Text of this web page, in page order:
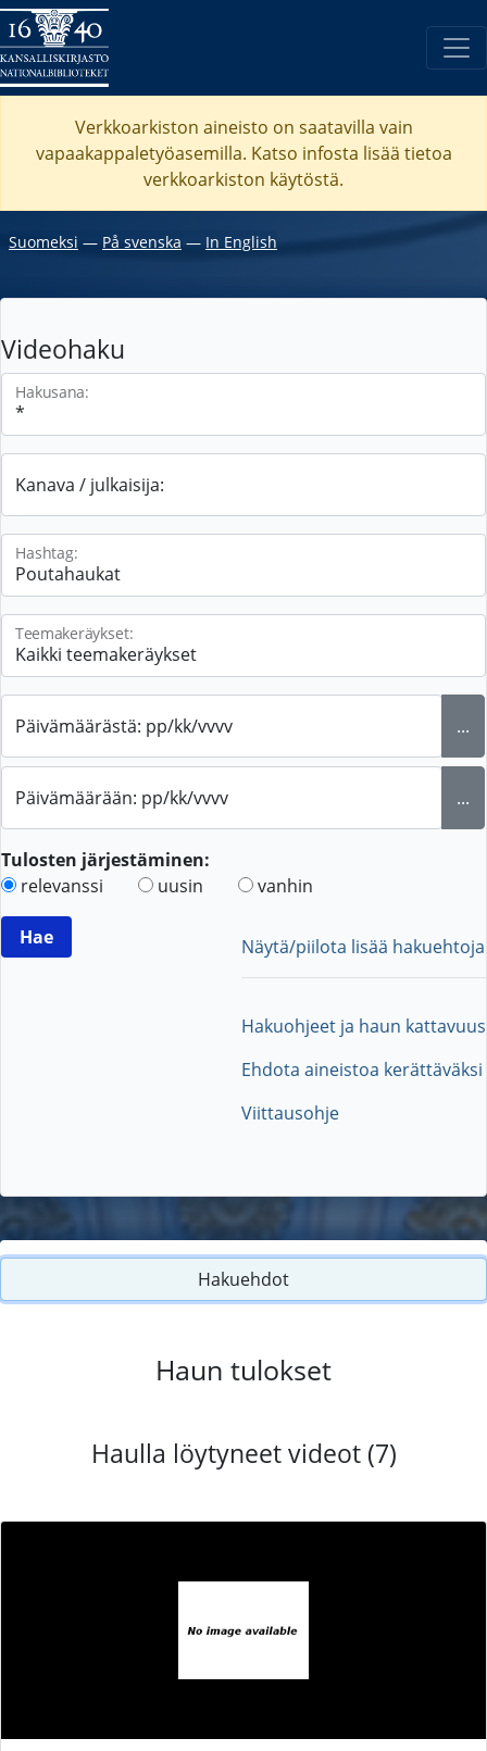
Verkkoarkiston aineisto on saatavilla vain
vapaakappaletyöasemilla. Katso infosta lisää tietoa
verkkoarkiston käytöstä.
Suomeksi ― På svenska ― In English
Videohaku
Hakusana:
Kanava / julkaisija:
Hashtag:
Teemakeräykset:
Päivämäärästä: pp/kk/vvvv ...
Päivämäärään: pp/kk/vvvv ...
Tulosten järjestäminen:
relevanssi
uusin vanhin
Näytä/piilota lisää hakuehtoja
Hakuohjeet ja haun kattavuus
Ehdota aineistoa kerättäväksi
Viittausohje
Hakuehdot
Haun tulokset
Haulla löytyneet videot (7)